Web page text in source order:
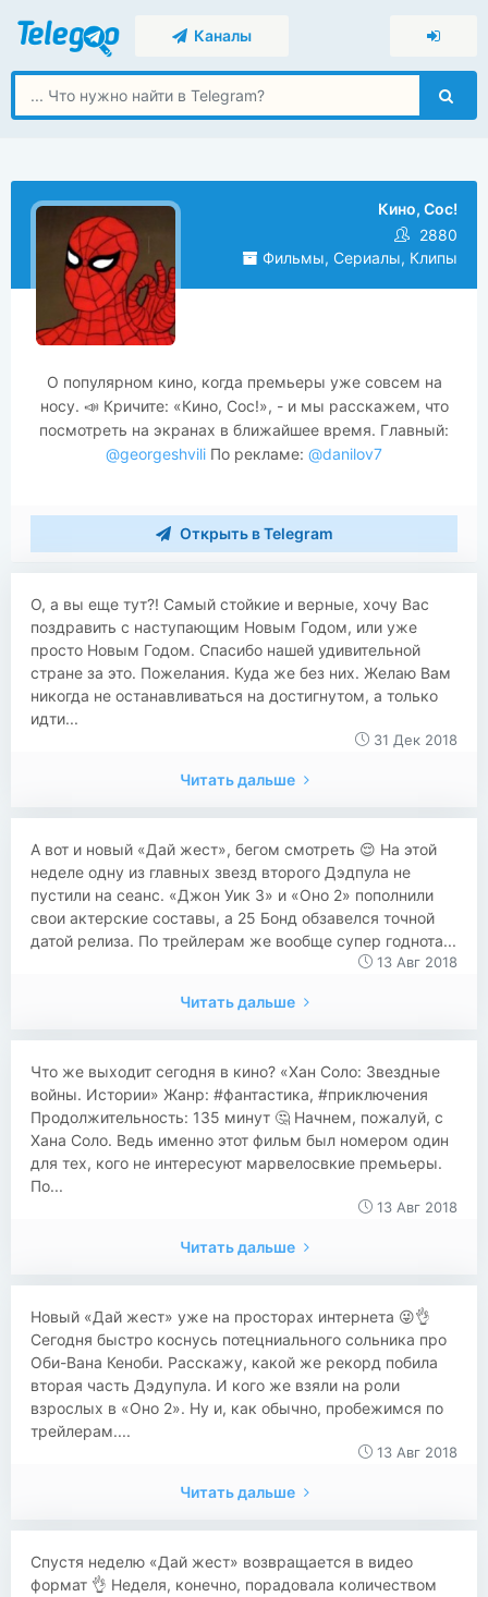
Каналы
Кино, Сос!
2880
Фильмы, Сериалы, Клипы
О популярном кино, когда премьеры уже совсем на
носу. 📣 Кричите: «Кино, Сос!», - и мы расскажем, что
посмотреть на экранах в ближайшее время. Главный:
@georgeshvili По рекламе: @danilov7
Открыть в Telegram
О, а вы еще тут?! Самый стойкие и верные, хочу Вас
поздравить с наступающим Новым Годом, или уже
просто Новым Годом. Спасибо нашей удивительной
стране за это. Пожелания. Куда же без них. Желаю Вам
никогда не останавливаться на достигнутом, а только
идти...
31 Дек 2018
Читать дальше
А вот и новый «Дай жест», бегом смотреть 😌 На этой
неделе одну из главных звезд второго Дэдпула не
пустили на сеанс. «Джон Уик 3» и «Оно 2» пополнили
свои актерские составы, а 25 Бонд обзавелся точной
датой релиза. По трейлерам же вообще супер годнота...
13 Авг 2018
Читать дальше
Что же выходит сегодня в кино? «Хан Соло: Звездные
войны. Истории» Жанр: #фантастика, #приключения
Продолжительность: 135 минут 🤔 Начнем, пожалуй, с
Хана Соло. Ведь именно этот фильм был номером один
для тех, кого не интересуют марвелосвкие премьеры.
По...
13 Авг 2018
Читать дальше
Новый «Дай жест» уже на просторах интернета 😜👌
Сегодня быстро коснусь потецниального сольника про
Оби-Вана Кеноби. Расскажу, какой же рекорд побила
вторая часть Дэдупула. И кого же взяли на роли
взрослых в «Оно 2». Ну и, как обычно, пробежимся по
трейлерам....
13 Авг 2018
Читать дальше
Спустя неделю «Дай жест» возвращается в видео
формат 👌 Неделя, конечно, порадовала количеством